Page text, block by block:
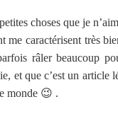
choses que je
caractérisent très
râler beaucoup
et que c’est un article
monde 😉 .